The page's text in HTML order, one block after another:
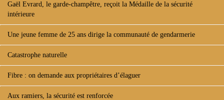
Gaël Evrard, le garde-champêtre, reçoit la Médaille de la sécurité
intérieure
Une jeune femme de 25 ans dirige la communauté de gendarmerie
Catastrophe naturelle
Fibre : on demande aux propriétaires d’élaguer
Aux ramiers, la sécurité est renforcée